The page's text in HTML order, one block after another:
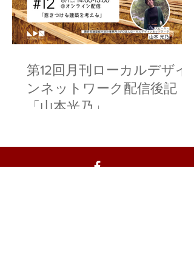
第12回月刊ローカルデザイ
ンネットワーク配信後記
「山本光乃」